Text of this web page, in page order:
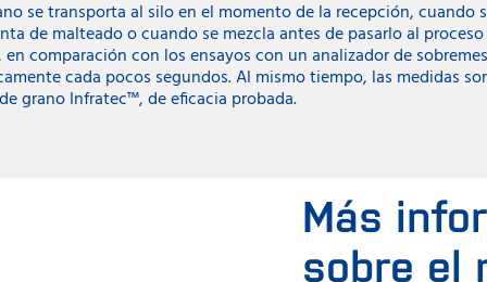
se transporta al silo en el momento de la recepción, cuando
de malteado o cuando se mezcla antes de pasarlo al
comparación con los ensayos con un analizador de
cada pocos segundos. Al mismo tiempo, las medidas
grano Infratec™, de eficacia probada.
Más
sobre el